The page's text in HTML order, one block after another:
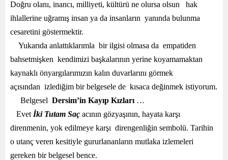
Doğru olanı, inancı, milliyeti, kültürü ne olursa olsun hak
ihlallerine uğramış insan ya da insanların yanında bulunma
cesaretini göstermektir.
Yukarıda anlattıklarımla bir ilgisi olmasa da empatiden
bahsetmişken kendimizi başkalarının yerine koyamamaktan
kaynaklı önyargılarımızın kalın duvarlarını görmek
açısından izlediğim bir belgesele de kısaca değinmek istiyorum.
Belgesel Dersim’in Kayıp Kızları …
Evet İki Tutam Saç acının gözyaşının, hayata karşı
direnmenin, yok edilmeye karşı direngenliğin sembolü. Tarihin
o utanç veren kesitiyle gururlananların mutlaka izlemeleri
gereken bir belgesel bence.